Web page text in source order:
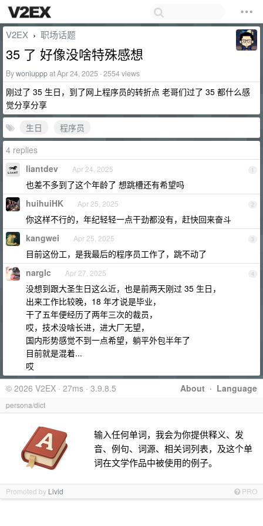
V2EX › 职场话题
35 了 好像没啥特殊感想
Bywoniupppat Apr 24, 2025 · 2554 views
刚过了 35 生日，到了网上程序员的转折点 老哥们过了 35 都什么感
觉分享分享
生日
程序员
4 replies
1
liantdev Apr 24, 2025
也差不多到了这个年龄了 想跳槽还有希望吗
2
huihuiHK Apr 25, 2025
你这样不行的，年纪轻轻一点干劲都没有，赶快回来奋斗
3
kangwei Apr 25, 2025
目前这份工，是我最后的程序员工作了，跳不动了
4
narglc Apr 27, 2025
没想到跟大圣生日这么近，也是前两天刚过 35 生日，
出来工作比较晚，18 年才说是毕业，
干了五年便经历了两年三次的裁员，
哎，技术没啥长进，进大厂无望，
国内形势感觉不到一点希望，躺平外包半年了
目前就是混着...
哎
About · Language
© 2026 V2EX · 27ms · 3.9.8.5
persona/dict
输入任何单词，我会为你提供释义、发
音、例句、词源、相关词列表，及这个单
词在文学作品中被使用的例子。
Promoted by Livid PRO